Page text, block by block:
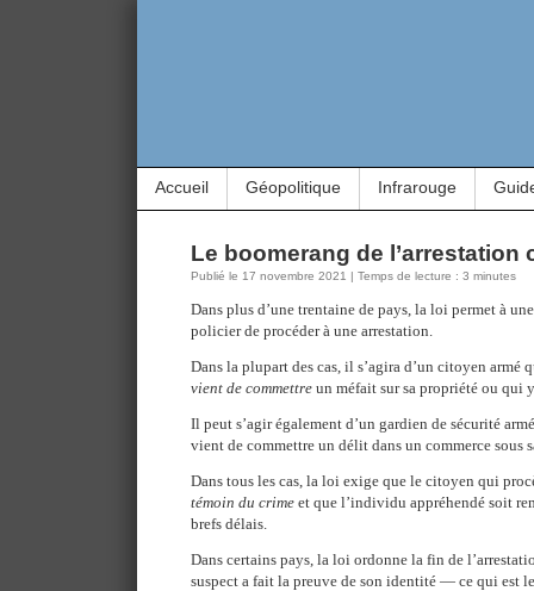
Accueil Géopolitique Infrarouge
Le boomerang de l’arrestation
Publié le 17 novembre 2021 | Temps de lecture : 3 minutes
Dans plus d’une trentaine de pays, la loi permet à
policier de procéder à une arrestation.
Dans la plupart des cas, il s’agira d’un citoyen armé
vient de commettre un méfait sur sa propriété ou qui
Il peut s’agir également d’un gardien de sécurité
vient de commettre un délit dans un commerce sous
Dans tous les cas, la loi exige que le citoyen qui
témoin du crime et que l’individu appréhendé soit
brefs délais.
Dans certains pays, la loi ordonne la fin de
suspect a fait la preuve de son identité — ce qui est